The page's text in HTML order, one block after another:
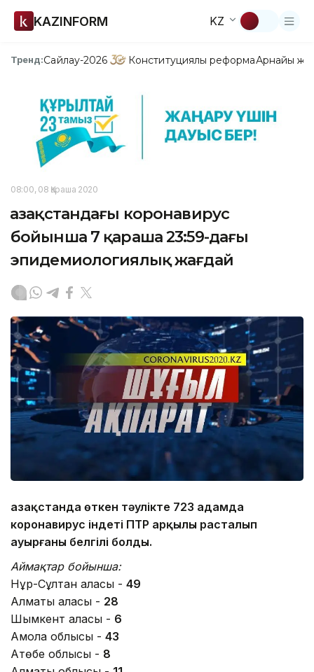
KAZINFORM KZ
Тренд:Сайлау-2026 Конституциялық реформаАрнайы
08:00, 08 Қараша 2020
Қазақстандағы коронавирус
бойынша 7 қараша 23:59-дағы
эпидемиологиялық жағдай
Қазақстанда өткен тәулікте 723 адамда
коронавирус індеті ПТР арқылы расталып
ауырғаны белгілі болды.
Аймақтар бойынша:
Нұр-Сұлтан қаласы - 49
Алматы қаласы - 28
Шымкент қаласы - 6
Ақмола облысы - 43
Ақтөбе облысы - 8